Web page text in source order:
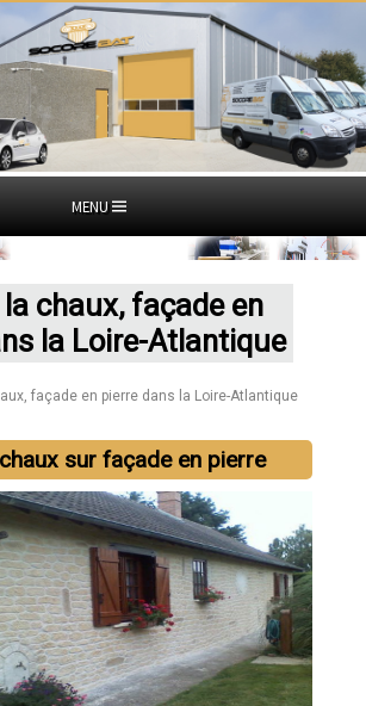
MENU
chaux, façade en
la Loire-Atlantique
façade en pierre dans la Loire-Atlantique
sur façade en pierre